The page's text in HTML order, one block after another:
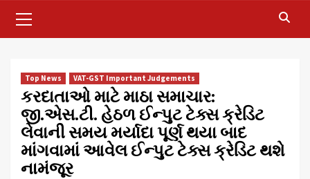
Menu
Top News VAT-GST Important Judgements
કરદાતાઓ માટે માઠા સમાચાર:
જી.એસ.ટી. હેઠળ ઈન્પુટ ટેક્સ ક્રેડિટ
લેવાની સમય મર્યાદા પૂર્ણ થયા બાદ
માંગવામાં આવેલ ઈન્પુટ ટેક્સ ક્રેડિટ થશે
નામંજૂર